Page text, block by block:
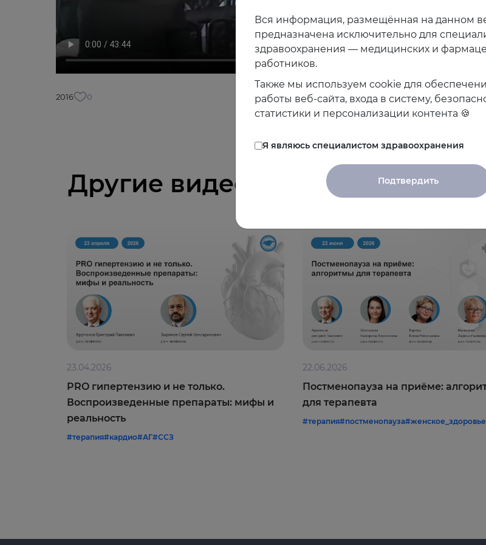
2016 0
Другие видео
22.06.2026
Постменопауза на приёме:
для терапевта
#терапия#постменопауза#женское_здоровье
23.04.2026
PRO гипертензию и не только.
Воспроизведенные препараты: мифы и
реальность
#терапия#кардио#АГ#ССЗ
Вся информация, размещённая на данном
предназначена исключительно для
здравоохранения — медицинских и
работников.
Также мы используем cookie для
работы веб-сайта, входа в систему,
статистики и персонализации контента 🍪
Я являюсь специалистом здравоохранения
Подтвердить